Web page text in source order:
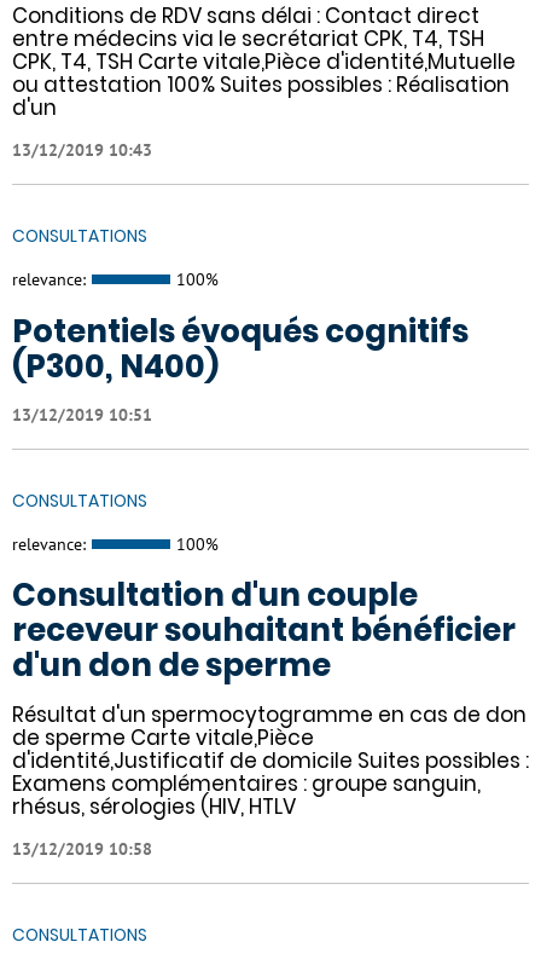
Conditions de RDV sans délai : Contact direct
entre médecins via le secrétariat CPK, T4, TSH
CPK, T4, TSH Carte vitale,Pièce d'identité,Mutuelle
ou attestation 100% Suites possibles : Réalisation
d'un
13/12/2019 10:43
CONSULTATIONS
relevance: 100%
Potentiels évoqués cognitifs
(P300, N400)
13/12/2019 10:51
CONSULTATIONS
relevance: 100%
Consultation d'un couple
receveur souhaitant bénéficier
d'un don de sperme
Résultat d'un spermocytogramme en cas de don
de sperme Carte vitale,Pièce
d'identité,Justificatif de domicile Suites possibles :
Examens complémentaires : groupe sanguin,
rhésus, sérologies (HIV, HTLV
13/12/2019 10:58
CONSULTATIONS